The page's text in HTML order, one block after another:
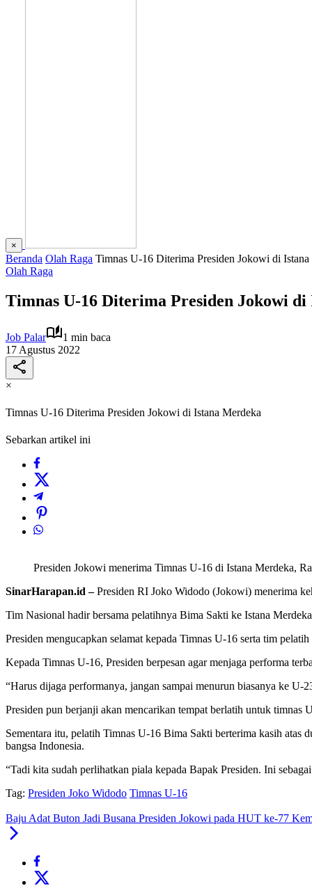
×
Beranda Olah Raga Timnas U-16 Diterima Presiden Jokowi di Istana
Olah Raga
Timnas U-16 Diterima Presiden Jokowi
Job Palar
1 min baca
17 Agustus 2022
×
Timnas U-16 Diterima Presiden Jokowi di Istana Merdeka
Sebarkan artikel ini
Presiden Jokowi menerima Timnas U-16 di Istana Merdeka,
SinarHarapan.id –Presiden RI Joko Widodo (Jokowi) menerima
Tim Nasional hadir bersama pelatihnya Bima Sakti ke Istana
Presiden mengucapkan selamat kepada Timnas U-16 serta tim
Kepada Timnas U-16, Presiden berpesan agar menjaga performa
“Harus dijaga performanya, jangan sampai menurun biasanya ke U-
Presiden pun berjanji akan mencarikan tempat berlatih untuk timnas
Sementara itu, pelatih Timnas U-16 Bima Sakti berterima kasih
bangsa Indonesia.
“Tadi kita sudah perlihatkan piala kepada Bapak Presiden. Ini
Tag: Presiden Joko Widodo Timnas U-16
Baju Adat Buton Jadi Busana Presiden Jokowi pada HUT ke-77